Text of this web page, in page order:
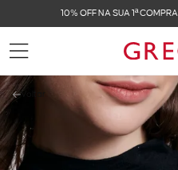
COMPRA COM O CUPOM GRGLOVERS
Voltar